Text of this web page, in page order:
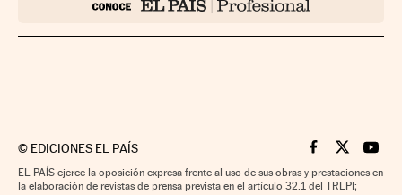
© EDICIONES EL PAÍS Cinco Días en
Cinco Días
Cinco
EL PAÍS ejerce la oposición expresa frente al uso de sus obras y prestaciones en
la elaboración de revistas de prensa prevista en el artículo 32.1 del TRLPI;